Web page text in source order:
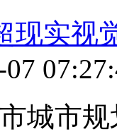
现实视
07
城市